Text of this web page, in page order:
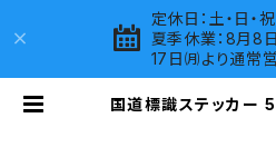
定休日：土・日・祝
夏季休業：8月8
17日㈪より通常
国道標識ステッカー